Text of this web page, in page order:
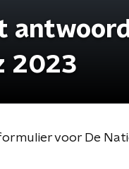
2023
voor De